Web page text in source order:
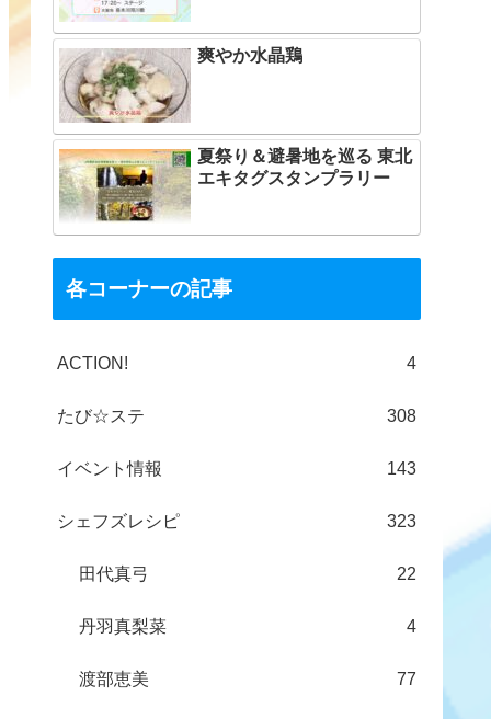
爽やか水晶鶏
夏祭り＆避暑地を巡る 東北
エキタグスタンプラリー
各コーナーの記事
ACTION! 4
たび☆ステ 308
イベント情報 143
シェフズレシピ 323
田代真弓 22
丹羽真梨菜 4
渡部恵美 77